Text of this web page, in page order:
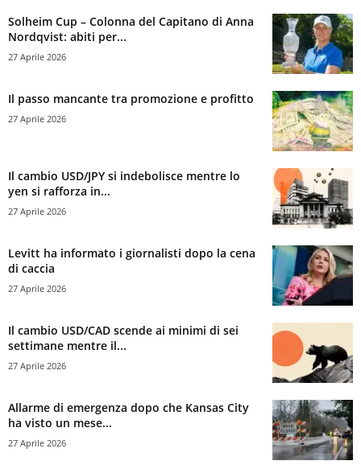
Solheim Cup – Colonna del Capitano di Anna
Nordqvist: abiti per...
27 Aprile 2026
Il passo mancante tra promozione e profitto
27 Aprile 2026
Il cambio USD/JPY si indebolisce mentre lo
yen si rafforza in...
27 Aprile 2026
Levitt ha informato i giornalisti dopo la cena
di caccia
27 Aprile 2026
Il cambio USD/CAD scende ai minimi di sei
settimane mentre il...
27 Aprile 2026
Allarme di emergenza dopo che Kansas City
ha visto un mese...
27 Aprile 2026